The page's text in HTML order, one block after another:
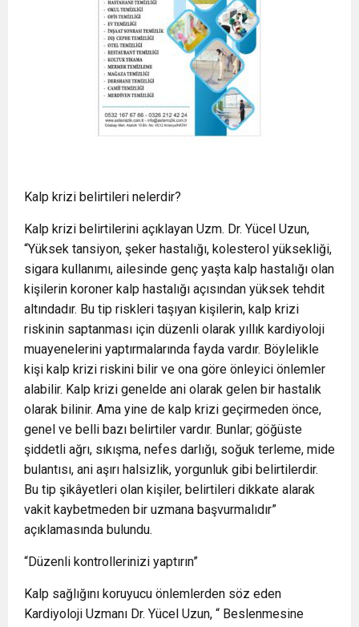
Kalp krizi belirtileri nelerdir?
Kalp krizi belirtilerini açıklayan Uzm. Dr. Yücel Uzun,
“Yüksek tansiyon, şeker hastalığı, kolesterol yüksekliği,
sigara kullanımı, ailesinde genç yaşta kalp hastalığı olan
kişilerin koroner kalp hastalığı açısından yüksek tehdit
altındadır. Bu tip riskleri taşıyan kişilerin, kalp krizi
riskinin saptanması için düzenli olarak yıllık kardiyoloji
muayenelerini yaptırmalarında fayda vardır. Böylelikle
kişi kalp krizi riskini bilir ve ona göre önleyici önlemler
alabilir. Kalp krizi genelde ani olarak gelen bir hastalık
olarak bilinir. Ama yine de kalp krizi geçirmeden önce,
genel ve belli bazı belirtiler vardır. Bunlar; göğüste
şiddetli ağrı, sıkışma, nefes darlığı, soğuk terleme, mide
bulantısı, ani aşırı halsizlik, yorgunluk gibi belirtilerdir.
Bu tip şikâyetleri olan kişiler, belirtileri dikkate alarak
vakit kaybetmeden bir uzmana başvurmalıdır”
açıklamasında bulundu.
“Düzenli kontrollerinizi yaptırın”
Kalp sağlığını koruyucu önlemlerden söz eden
Kardiyoloji Uzmanı Dr. Yücel Uzun, “ Beslenmesine